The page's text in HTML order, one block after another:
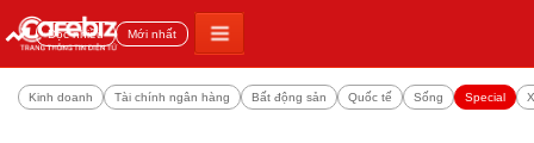
Đọc nhiều Mới nhất
Kinh doanh Tài chính ngân hàng Bất động sản Quốc tế Sống Special